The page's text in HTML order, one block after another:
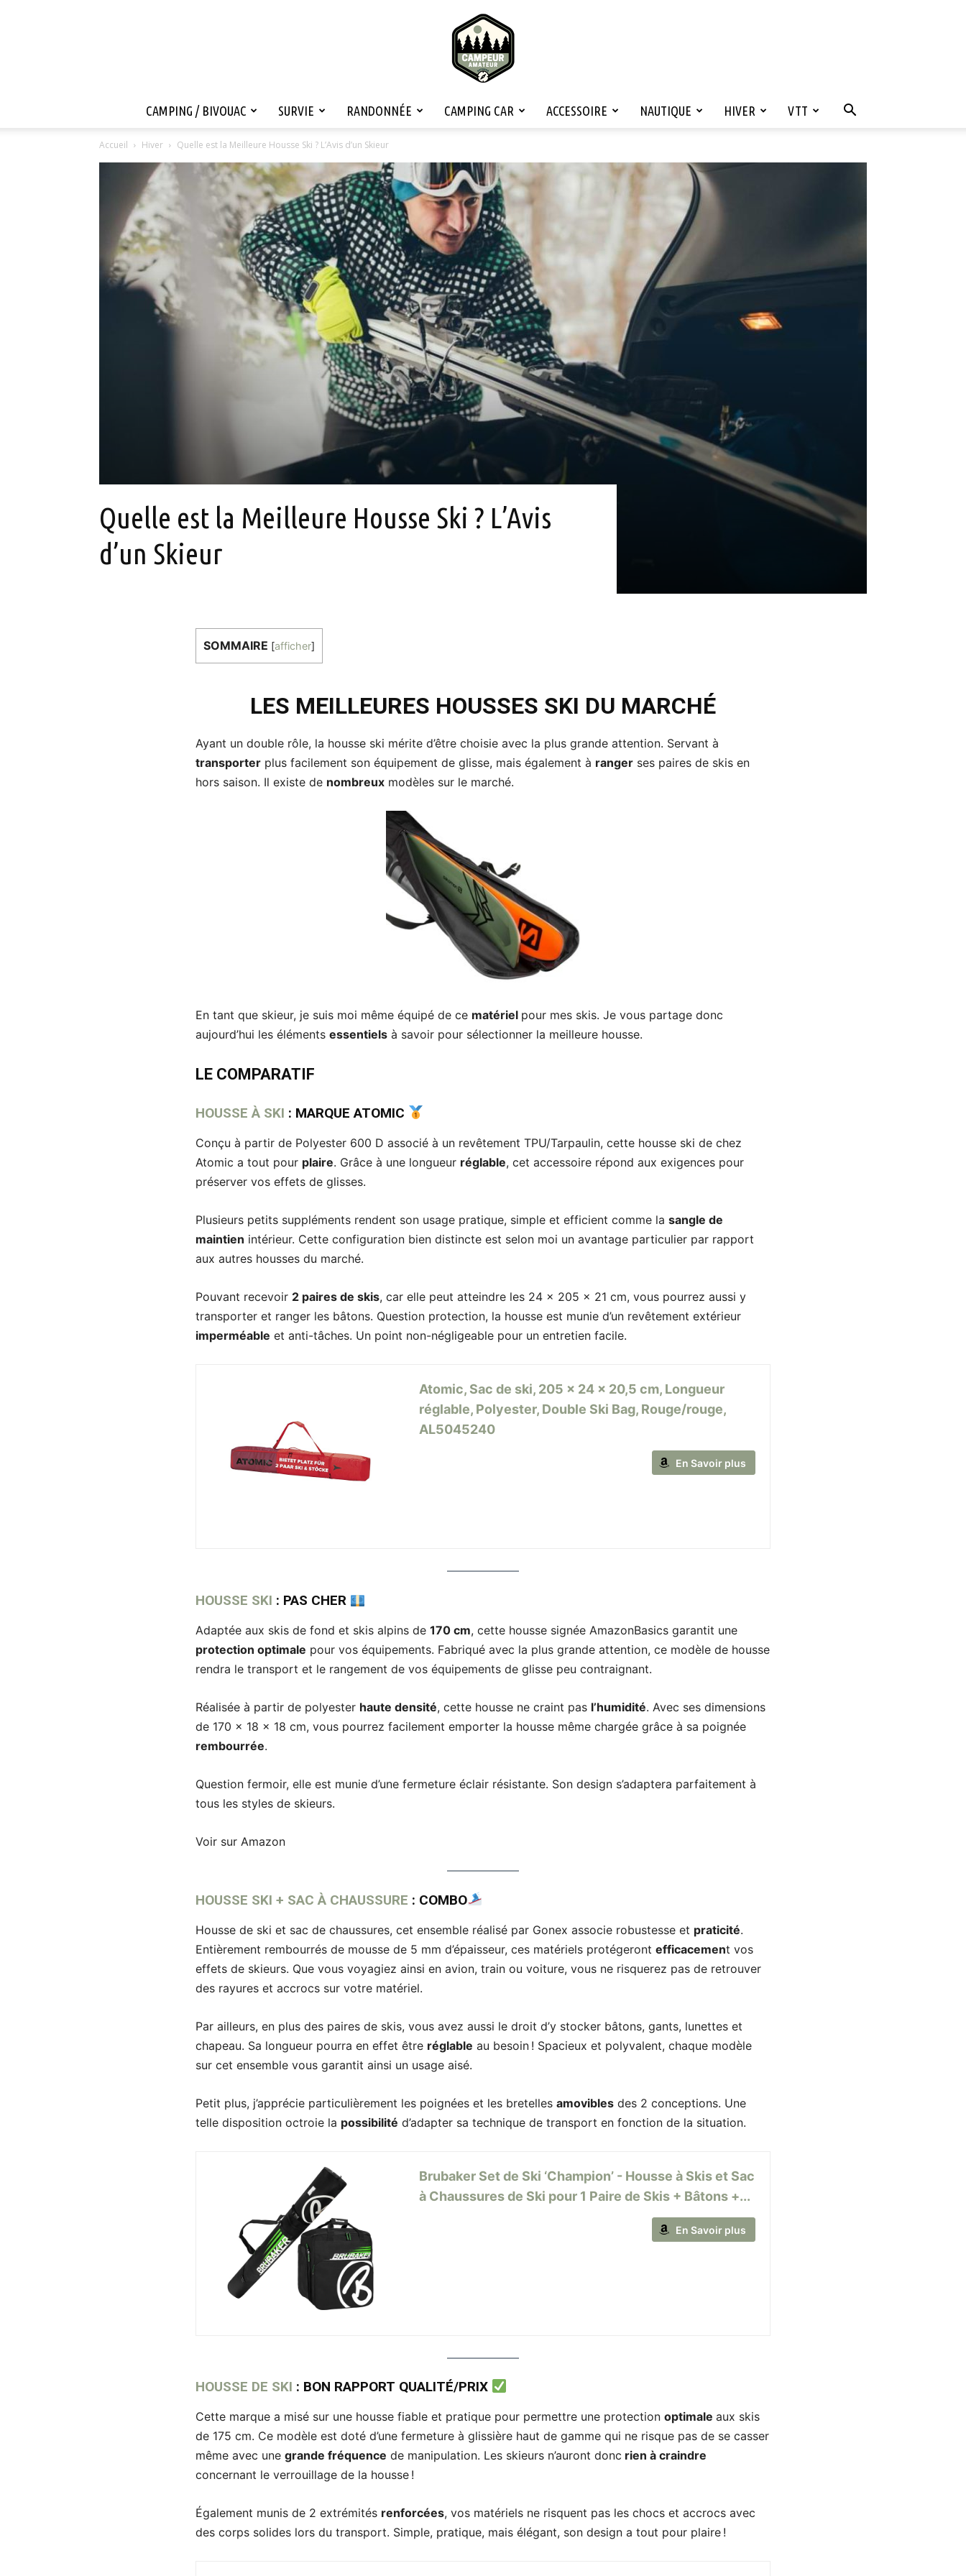
Amateur
CAMPING / BIVOUAC SURVIE RANDONNÉE CAMPING CAR ACCESSOIRE NAUTIQUE HIVER VTT
Accueil Hiver Quelle est la Meilleure Housse Ski ? L’Avis d’un Skieur
Quelle est la Meilleure Housse Ski ? L’Avis
d’un Skieur
SOMMAIRE [afficher]
LES MEILLEURES HOUSSES SKI DU MARCHÉ
Ayant un double rôle, la housse ski mérite d’être choisie avec la plus grande attention. Servant à
transporter plus facilement son équipement de glisse, mais également à ranger ses paires de skis en
hors saison. Il existe de nombreux modèles sur le marché.
En tant que skieur, je suis moi même équipé de ce matériel pour mes skis. Je vous partage donc
aujourd’hui les éléments essentiels à savoir pour sélectionner la meilleure housse.
LE COMPARATIF
HOUSSE À SKI : MARQUE ATOMIC
Conçu à partir de Polyester 600 D associé à un revêtement TPU/Tarpaulin, cette housse ski de chez
Atomic a tout pour plaire. Grâce à une longueur réglable, cet accessoire répond aux exigences pour
préserver vos effets de glisses.
Plusieurs petits suppléments rendent son usage pratique, simple et efficient comme la sangle de
maintien intérieur. Cette configuration bien distincte est selon moi un avantage particulier par rapport
aux autres housses du marché.
Pouvant recevoir 2 paires de skis, car elle peut atteindre les 24 x 205 x 21 cm, vous pourrez aussi y
transporter et ranger les bâtons. Question protection, la housse est munie d’un revêtement extérieur
imperméable et anti-tâches. Un point non-négligeable pour un entretien facile.
Atomic, Sac de ski, 205 x 24 x 20,5 cm, Longueur
réglable, Polyester, Double Ski Bag, Rouge/rouge,
AL5045240
En Savoir plus
HOUSSE SKI : PAS CHER
Adaptée aux skis de fond et skis alpins de 170 cm, cette housse signée AmazonBasics garantit une
protection optimale pour vos équipements. Fabriqué avec la plus grande attention, ce modèle de housse
rendra le transport et le rangement de vos équipements de glisse peu contraignant.
Réalisée à partir de polyester haute densité, cette housse ne craint pas l’humidité. Avec ses dimensions
de 170 x 18 x 18 cm, vous pourrez facilement emporter la housse même chargée grâce à sa poignée
rembourrée.
Question fermoir, elle est munie d’une fermeture éclair résistante. Son design s’adaptera parfaitement à
tous les styles de skieurs.
Voir sur Amazon
HOUSSE SKI + SAC À CHAUSSURE : COMBO
Housse de ski et sac de chaussures, cet ensemble réalisé par Gonex associe robustesse et praticité.
Entièrement rembourrés de mousse de 5 mm d’épaisseur, ces matériels protégeront efficacement vos
effets de skieurs. Que vous voyagiez ainsi en avion, train ou voiture, vous ne risquerez pas de retrouver
des rayures et accrocs sur votre matériel.
Par ailleurs, en plus des paires de skis, vous avez aussi le droit d’y stocker bâtons, gants, lunettes et
chapeau. Sa longueur pourra en effet être réglable au besoin ! Spacieux et polyvalent, chaque modèle
sur cet ensemble vous garantit ainsi un usage aisé.
Petit plus, j’apprécie particulièrement les poignées et les bretelles amovibles des 2 conceptions. Une
telle disposition octroie la possibilité d’adapter sa technique de transport en fonction de la situation.
Brubaker Set de Ski ‘Champion’ - Housse à Skis et Sac
à Chaussures de Ski pour 1 Paire de Skis + Bâtons +...
En Savoir plus
HOUSSE DE SKI : BON RAPPORT QUALITÉ/PRIX
Cette marque a misé sur une housse fiable et pratique pour permettre une protection optimale aux skis
de 175 cm. Ce modèle est doté d’une fermeture à glissière haut de gamme qui ne risque pas de se casser
même avec une grande fréquence de manipulation. Les skieurs n’auront donc rien à craindre
concernant le verrouillage de la housse !
Également munis de 2 extrémités renforcées, vos matériels ne risquent pas les chocs et accrocs avec
des corps solides lors du transport. Simple, pratique, mais élégant, son design a tout pour plaire !